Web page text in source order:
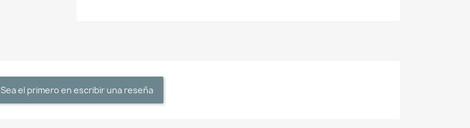
Sea el primero en escribir una reseña